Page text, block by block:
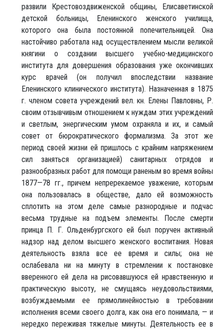
развили Крестовоздвиженской общины, Елисаветинской
детской больницы, Еленинского женского училища,
которого она была постоянной попечительницей. Она
настойчиво работала над осуществлением мысли великой
княгини о создании высшего учебно-медицинского
института для довершения образования уже окончивших
курс врачей (он получил впоследствии название
Еленинского клинического института). Назначенная в 1875
г. членом совета учреждений вел. кн. Елены Павловны, Р.
своим отзывчивым отношением к нуждам этих учреждений
и светлым, энергическим умом охраняла и их, и самый
совет от бюрократического формализма. За этот же
период своей жизни ей пришлось с крайним напряжением
сил заняться организацией) санитарных отрядов и
разнообразных работ для помощи раненым во время войны
1877—78 гг., причем непререкаемое уважение, которым
она пользовалась в обществе, дало ей возможность
сплотить на этом деле самые разнородные и подчас
весьма трудные на подъем элементы. После смерти
принца П. Г. Ольденбургского ей был поручен активный
надзор над делом высшего женского воспитания. Новая
деятельность взяла все ее время и силы; она не
ослабевала ни на минуту в стремлении к постановке
вверенного ей дела на рисовавшуюся ей нравственную и
практическую высоту, не смущаясь неудовольствиями,
возбуждаемыми ее прямолинейностью в требовании
исполнения всеми своего долга, как она его понимала, — и
нередко переживая тяжелые минуты. Деятельность ее в